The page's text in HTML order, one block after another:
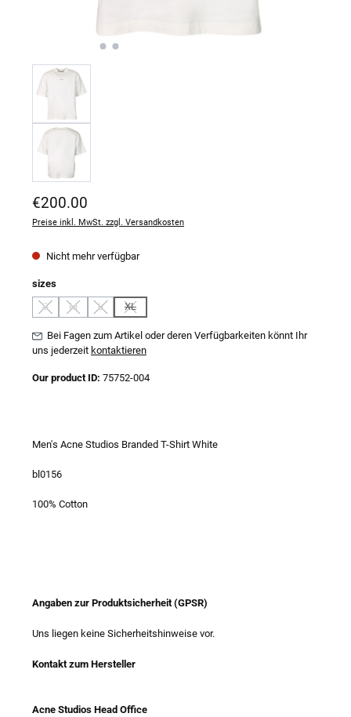
Regulärer Preis:
€200.00
Preise inkl. MwSt. zzgl. Versandkosten
Nicht mehr verfügbar
sizesauswählen
S
(Diese Option ist zurzeit nicht verfügbar.)
M
(Diese Option ist zurzeit nicht verfügbar.)
L
(Diese Option ist zurzeit nicht verfügbar.)
XL
(Diese Option ist zurzeit nicht verfügbar.)
Bei Fagen zum Artikel oder deren Verfügbarkeiten könnt Ihr
uns jederzeit kontaktieren
Our product ID: 75752-004
Men's Acne Studios Branded T-Shirt White
bl0156
100% Cotton
Angaben zur Produktsicherheit (GPSR)
Uns liegen keine Sicherheitshinweise vor.
Kontakt zum Hersteller
Acne Studios Head Office